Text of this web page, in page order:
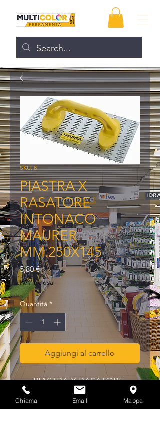
SKU: 8
PIASTRA X
RASATORE
INTONACO
MAURER
MM.250X145
5,80 €Prezzo
IVA inclusa
Quantità *
Aggiungi al carrello
PIASTRA X RASATORE
INTONACO MAURER
MM.250X145
Chiama Email Mappa